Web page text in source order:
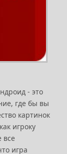
- это
где бы вы
картинок
игроку
все
игра